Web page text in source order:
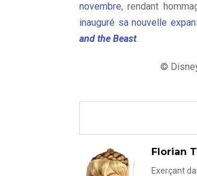
novembre, rendant
inauguré sa nouvelle
and the Beast.
©
Florian
Exerçant